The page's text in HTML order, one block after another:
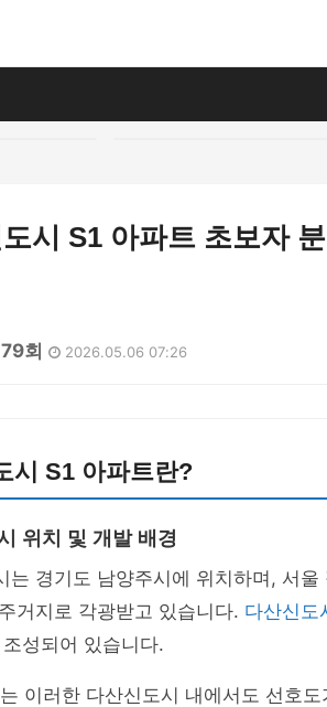
시 S1 아파트 초보자
79회 2026.05.06 07:26
시 S1 아파트란?
위치 및 개발 배경
는 경기도 남양주시에 위치하며, 서
거지로 각광받고 있습니다. 다산신도
성되어 있습니다.
이러한 다산신도시 내에서도 선호